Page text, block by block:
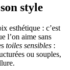
style
esthétique : c’est
l’on aime sans
toiles sensibles :
ou souples,